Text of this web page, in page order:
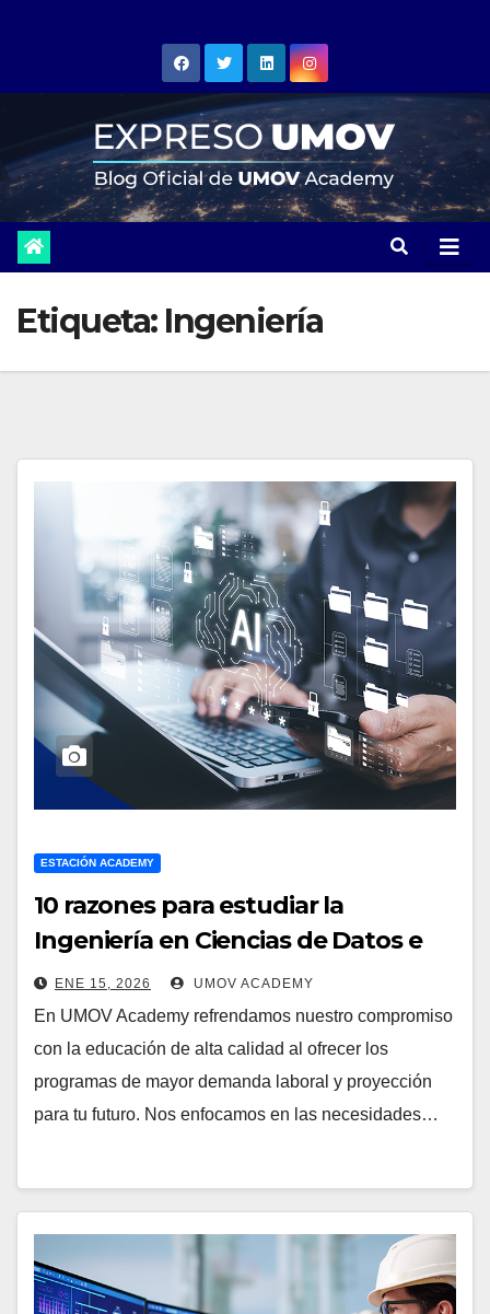
Etiqueta: Ingeniería
ESTACIÓN ACADEMY
10 razones para estudiar la
Ingeniería en Ciencias de Datos e
Inteligencia Artificial
ENE 15, 2026 UMOV ACADEMY
En UMOV Academy refrendamos nuestro compromiso
con la educación de alta calidad al ofrecer los
programas de mayor demanda laboral y proyección
para tu futuro. Nos enfocamos en las necesidades…